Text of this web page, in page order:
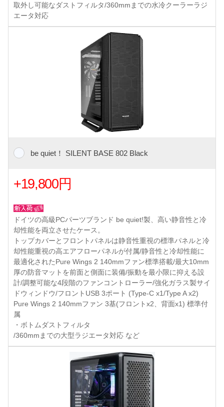
取外し可能なダストフィルタ/360mmまでの水冷クーラーラジ
エータ対応
be quiet！ SILENT BASE 802 Black
+19,800円
ドイツの高級PCパーツブランド be quiet!製、高い静音性と冷
却性能を両立させたケース。
トップカバーとフロントパネルは静音性重視の標準パネルと冷
却性能重視の高エアフローパネルが付属/静音性と冷却性能に
最適化されたPure Wings 2 140mmファン標準搭載/最大10mm
厚の防音マットを前面と側面に装備/振動を最小限に抑える設
計/調整可能な4段階のファンコントローラー/強化ガラス製サイ
ドウィンドウ/フロントUSB 3ポート (Type-C x1/Type A x2)
Pure Wings 2 140mmファン 3基(フロントx2、背面x1) 標準付
属
・ボトムダストフィルタ
/360mmまでの大型ラジエータ対応 など